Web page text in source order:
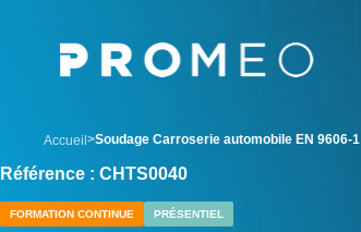
Accueil Soudage Carroserie automobile EN 9606-1
Référence : CHTS0040
FORMATION CONTINUE PRÉSENTIEL